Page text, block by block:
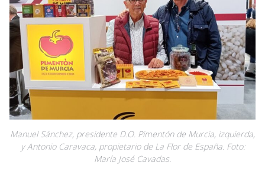
Manuel Sánchez, presidente D.O. Pimentón de Murcia, izquierda,
y Antonio Caravaca, propietario de La Flor de España. Foto:
María José Cavadas.